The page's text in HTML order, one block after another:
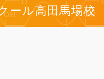
ール高田馬場校